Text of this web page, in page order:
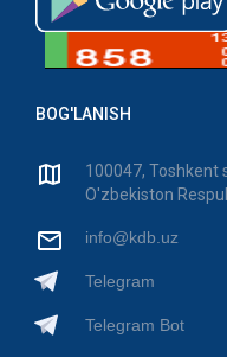
BOG'LANISH
100047, Toshkent
O'zbekiston
info@kdb.uz
Telegram
Telegram Bot